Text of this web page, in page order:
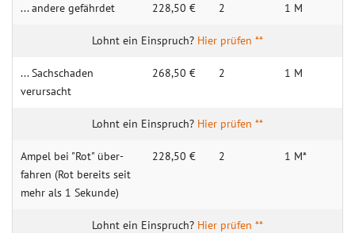
... andere gefährdet 228,50 € 2 1 M
Hier prüfen **
... Sachschaden
verursacht
268,50 € 2 1 M
Hier prüfen **
Am­pel bei "Rot" über­
fahren (Rot bereits seit
mehr als 1 Sek­unde)
228,50 € 2 1 M*
Hier prüfen **